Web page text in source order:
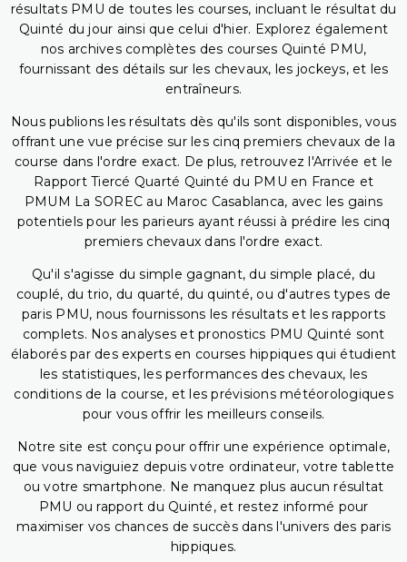
résultats PMU de toutes les courses, incluant le résultat du
Quinté du jour ainsi que celui d'hier. Explorez également
nos archives complètes des courses Quinté PMU,
fournissant des détails sur les chevaux, les jockeys, et les
entraîneurs.
Nous publions les résultats dès qu'ils sont disponibles, vous
offrant une vue précise sur les cinq premiers chevaux de la
course dans l'ordre exact. De plus, retrouvez l'Arrivée et le
Rapport Tiercé Quarté Quinté du PMU en France et
PMUM La SOREC au Maroc Casablanca, avec les gains
potentiels pour les parieurs ayant réussi à prédire les cinq
premiers chevaux dans l'ordre exact.
Qu'il s'agisse du simple gagnant, du simple placé, du
couplé, du trio, du quarté, du quinté, ou d'autres types de
paris PMU, nous fournissons les résultats et les rapports
complets. Nos analyses et pronostics PMU Quinté sont
élaborés par des experts en courses hippiques qui étudient
les statistiques, les performances des chevaux, les
conditions de la course, et les prévisions météorologiques
pour vous offrir les meilleurs conseils.
Notre site est conçu pour offrir une expérience optimale,
que vous naviguiez depuis votre ordinateur, votre tablette
ou votre smartphone. Ne manquez plus aucun résultat
PMU ou rapport du Quinté, et restez informé pour
maximiser vos chances de succès dans l'univers des paris
hippiques.